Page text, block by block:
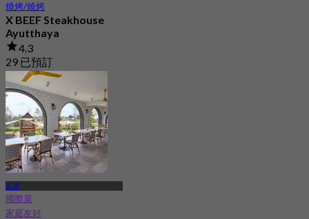
燒烤/燒烤
X BEEF Steakhouse
Ayutthaya
4.3
29 已預訂
฿ 395
大城
國際菜
家庭友好